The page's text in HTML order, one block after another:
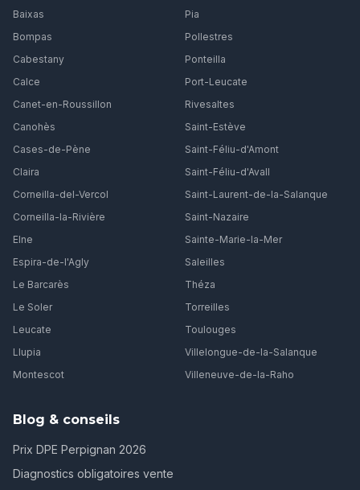
Baixas
Bompas
Cabestany
Calce
Canet-en-Roussillon
Canohès
Cases-de-Pène
Claira
Corneilla-del-Vercol
Corneilla-la-Rivière
Elne
Espira-de-l'Agly
Le Barcarès
Le Soler
Leucate
Llupia
Montescot
Pia
Pollestres
Ponteilla
Port-Leucate
Rivesaltes
Saint-Estève
Saint-Féliu-d'Amont
Saint-Féliu-d'Avall
Saint-Laurent-de-la-Salanque
Saint-Nazaire
Sainte-Marie-la-Mer
Saleilles
Théza
Torreilles
Toulouges
Villelongue-de-la-Salanque
Villeneuve-de-la-Raho
Blog & conseils
Prix DPE Perpignan 2026
Diagnostics obligatoires vente